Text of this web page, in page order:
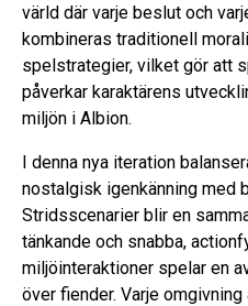
värld där varje beslut och
kombineras traditionell
spelstrategier, vilket gör att
påverkar karaktärens
miljön i Albion.
I denna nya iteration
nostalgisk igenkänning med
Stridsscenarier blir en
tänkande och snabba,
miljöinteraktioner spelar en
över fiender. Varje